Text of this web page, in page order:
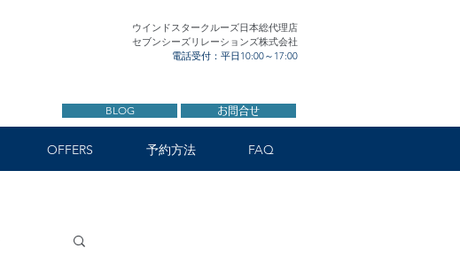
ウインドスタークルーズ日本総代理店
セブンシーズリレーションズ株式会社
電話受付：平日10:00～17:00
BLOG お問合せ
OFFERS 予約方法 FAQ